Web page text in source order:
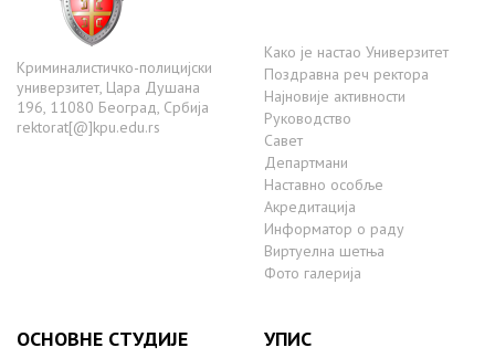
Криминалистичко-полицијски
универзитет, Цара Душана
196, 11080 Београд, Србија
rektorat[@]kpu.edu.rs
Како је настаo Универзитет
Поздравна реч ректора
Најновије активности
Руководство
Савет
Департмани
Наставно особље
Акредитација
Информатор о раду
Виртуелна шетња
Фото галерија
ОСНОВНЕ СТУДИЈЕ УПИС